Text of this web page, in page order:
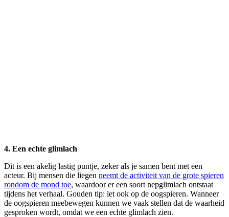
4. Een echte glimlach
Dit is een akelig lastig puntje, zeker als je samen bent met een
acteur. Bij mensen die liegen neemt de activiteit van de grote spieren
rondom de mond toe, waardoor er een soort nepglimlach ontstaat
tijdens het verhaal. Gouden tip: let ook op de oogspieren. Wanneer
de oogspieren meebewegen kunnen we vaak stellen dat de waarheid
gesproken wordt, omdat we een echte glimlach zien.